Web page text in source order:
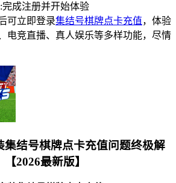
完成注册并开始体验
可立即登录集结号棋牌点卡充值，体验
电竞直播、真人娱乐等多样功能，尽情
集结号棋牌点卡充值问题终极解
2026最新版】